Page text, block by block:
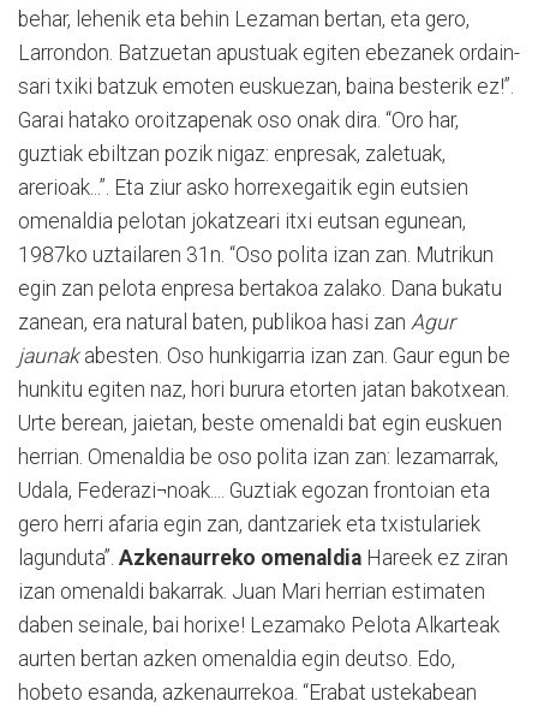
behar, lehenik eta behin Lezaman bertan, eta gero,
Larrondon. Batzuetan apustuak egiten ebezanek ordain-
sari txiki batzuk emoten euskuezan, baina besterik ez!”.
Garai hatako oroitzapenak oso onak dira. “Oro har,
guztiak ebiltzan pozik nigaz: enpresak, zaletuak,
arerioak...”. Eta ziur asko horrexegaitik egin eutsien
omenaldia pelotan jokatzeari itxi eutsan egunean,
1987ko uztailaren 31n. “Oso polita izan zan. Mutrikun
egin zan pelota enpresa bertakoa zalako. Dana bukatu
zanean, era natural baten, publikoa hasi zan Agur
jaunakabesten. Oso hunkigarria izan zan. Gaur egun be
hunkitu egiten naz, hori burura etorten jatan bakotxean.
Urte berean, jaietan, beste omenaldi bat egin euskuen
herrian. Omenaldia be oso polita izan zan: lezamarrak,
Udala, Federazi¬noak.... Guztiak egozan frontoian eta
gero herri afaria egin zan, dantzariek eta txistulariek
lagunduta”. Azkenaurreko omenaldia Hareek ez ziran
izan omenaldi bakarrak. Juan Mari herrian estimaten
daben seinale, bai horixe! Lezamako Pelota Alkarteak
aurten bertan azken omenaldia egin deutso. Edo,
hobeto esanda, azkenaurrekoa. “Erabat ustekabean